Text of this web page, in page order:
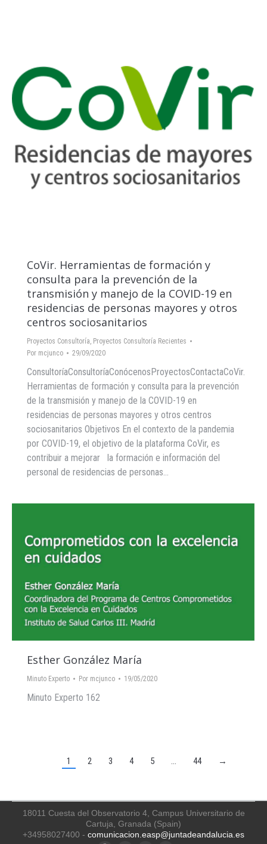
CoVir. Herramientas de formación y
consulta para la prevención de la
transmisión y manejo de la COVID-19 en
residencias de personas mayores y otros
centros sociosanitarios
Proyectos Consultoría, Proyectos Consultoría Recientes
Por mcjunco 29/09/2020
ConsultoríaConsultoríaConócenosProyectosContactaCoVir.
Herramientas de formación y consulta para la prevención
de la transmisión y manejo de la COVID-19 en
residencias de personas mayores y otros centros
sociosanitarios Objetivos En el contexto de la pandemia
por COVID-19, el objetivo de la plataforma CoVir, es
contribuir a mejorar la formación e información del
personal de residencias de personas…
Esther González María
Minuto Experto Por mcjunco 19/05/2020
Minuto Experto 162
1 2 3 4 5 44 →
18011 Cuesta del Observatorio 4, Campus Universitario de
Cartuja, Granada (Spain)
+34958027400 - comunicacion.easp@juntadeandalucia.es